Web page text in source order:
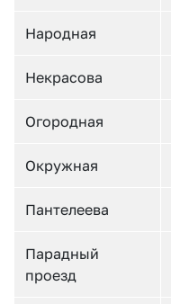
Народная
Некрасова
Огородная
Окружная
Пантелеева
Парадный
проезд